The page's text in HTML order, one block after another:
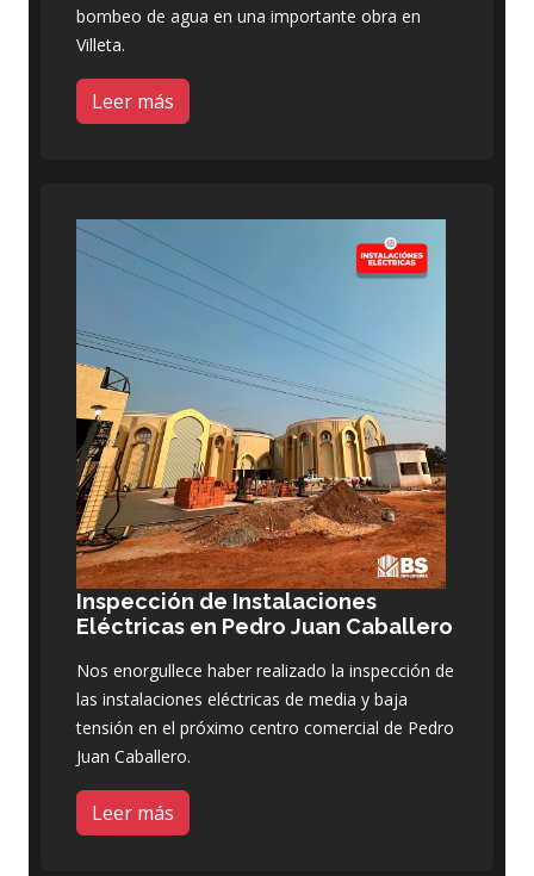
bombeo de agua en una importante obra en
Villeta.
Leer más
Inspección de Instalaciones
Eléctricas en Pedro Juan Caballero
Nos enorgullece haber realizado la inspección de
las instalaciones eléctricas de media y baja
tensión en el próximo centro comercial de Pedro
Juan Caballero.
Leer más